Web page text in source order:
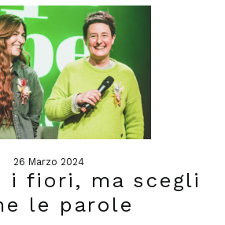
26 Marzo 2024
i fiori, ma scegli
le parole